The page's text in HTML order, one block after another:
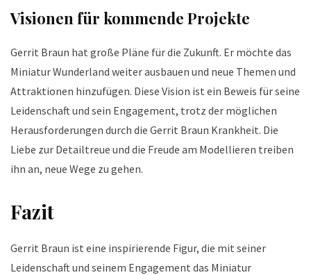
Visionen für kommende Projekte
Gerrit Braun hat große Pläne für die Zukunft. Er möchte das
Miniatur Wunderland weiter ausbauen und neue Themen und
Attraktionen hinzufügen. Diese Vision ist ein Beweis für seine
Leidenschaft und sein Engagement, trotz der möglichen
Herausforderungen durch die Gerrit Braun Krankheit. Die
Liebe zur Detailtreue und die Freude am Modellieren treiben
ihn an, neue Wege zu gehen.
Fazit
Gerrit Braun ist eine inspirierende Figur, die mit seiner
Leidenschaft und seinem Engagement das Miniatur